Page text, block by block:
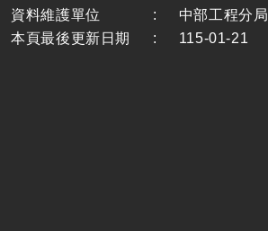
資料維護單位
:
中部工程分局
本頁最後更新日期
: 115-01-21